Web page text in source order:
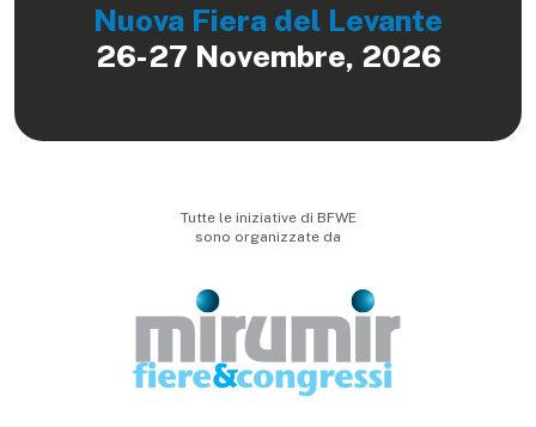
Nuova Fiera del Levante
26-27 Novembre, 2026
Tutte le iniziative di BFWE
sono organizzate da